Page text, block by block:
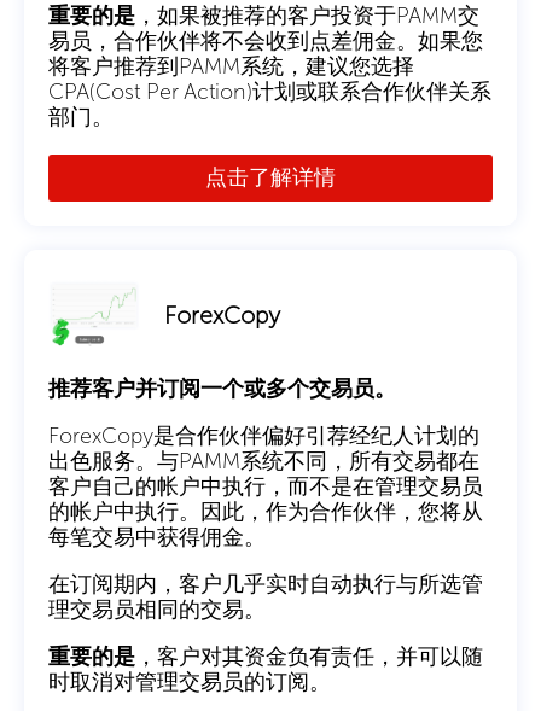
重要的是 ，如果被推荐的客户投资于PAMM交
易员，合作伙伴将不会收到点差佣金。如果您
将客户推荐到PAMM系统，建议您选择
CPA(Cost Per Action)计划或联系合作伙伴关系
部门。
点击了解详情
ForexCopy
推荐客户并订阅一个或多个交易员。
ForexCopy是合作伙伴偏好引荐经纪人计划的
出色服务。与PAMM系统不同，所有交易都在
客户自己的帐户中执行，而不是在管理交易员
的帐户中执行。因此，作为合作伙伴，您将从
每笔交易中获得佣金。
在订阅期内，客户几乎实时自动执行与所选管
理交易员相同的交易。
重要的是 ，客户对其资金负有责任，并可以随
时取消对管理交易员的订阅。